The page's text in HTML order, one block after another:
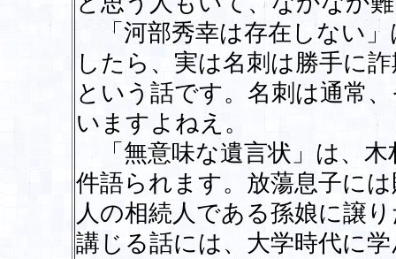
「河部秀幸は存在しない」
したら、実は名刺は勝手に
という話です。名刺は通常
いますよねえ。
「無意味な遺言状」は、木
件語られます。放蕩息子に
人の相続人である孫娘に譲
講じる話には、大学時代に